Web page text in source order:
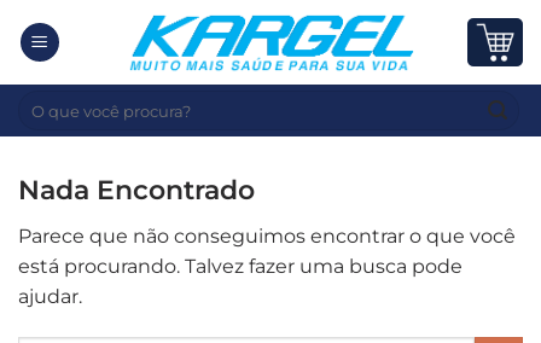
Nada Encontrado
Parece que não conseguimos encontrar o que você
está procurando. Talvez fazer uma busca pode
ajudar.